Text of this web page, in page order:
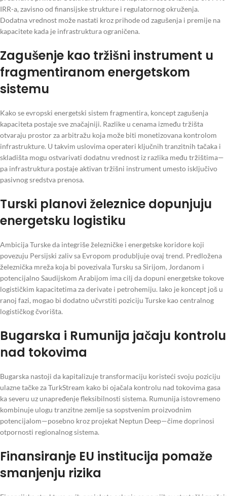
IRR-a, zavisno od finansijske strukture i regulatornog okruženja.
Dodatna vrednost može nastati kroz prihode od zagušenja i premije na
kapacitete kada je infrastruktura ograničena.
Zagušenje kao tržišni instrument u
fragmentiranom energetskom
sistemu
Kako se evropski energetski sistem fragmentira, koncept zagušenja
kapaciteta postaje sve značajniji. Razlike u cenama između tržišta
otvaraju prostor za arbitražu koja može biti monetizovana kontrolom
infrastrukture. U takvim uslovima operateri ključnih tranzitnih tačaka i
skladišta mogu ostvarivati dodatnu vrednost iz razlika među tržištima—
pa infrastruktura postaje aktivan tržišni instrument umesto isključivo
pasivnog sredstva prenosa.
Turski planovi železnice dopunjuju
energetsku logistiku
Ambicija Turske da integriše železničke i energetske koridore koji
povezuju Persijski zaliv sa Evropom produbljuje ovaj trend. Predložena
železnička mreža koja bi povezivala Tursku sa Sirijom, Jordanom i
potencijalno Saudijskom Arabijom ima cilj da dopuni energetske tokove
logističkim kapacitetima za derivate i petrohemiju. Iako je koncept još u
ranoj fazi, mogao bi dodatno učvrstiti poziciju Turske kao centralnog
logističkog čvorišta.
Bugarska i Rumunija jačaju kontrolu
nad tokovima
Bugarska nastoji da kapitalizuje transformaciju koristeći svoju poziciju
ulazne tačke za TurkStream kako bi ojačala kontrolu nad tokovima gasa
ka severu uz unapređenje fleksibilnosti sistema. Rumunija istovremeno
kombinuje ulogu tranzitne zemlje sa sopstvenim proizvodnim
potencijalom—posebno kroz projekat Neptun Deep—čime doprinosi
otpornosti regionalnog sistema.
Finansiranje EU institucija pomaže
smanjenju rizika